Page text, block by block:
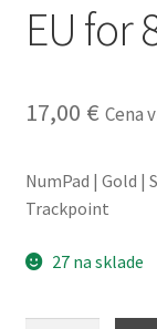
obchodné
podmienky
Wishlist
EU for
17,00 € Cena
NumPad | Gold |
Trackpoint
27 na sklade